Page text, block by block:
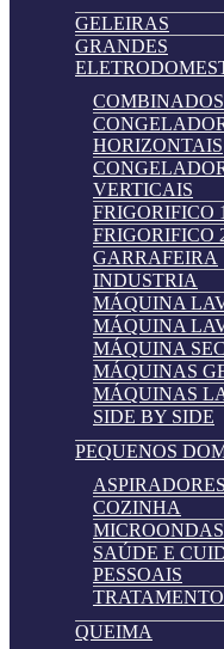
GELEIRAS
GRANDES
COMBINADOS
HORIZONTAIS
VERTICAIS
FRIGORIFICO
FRIGORIFICO
GARRAFEIRA
INDUSTRIA
MÁQUINA
MÁQUINA
MÁQUINA
MÁQUINAS
MÁQUINAS
SIDE BY SIDE
PEQUENOS
ASPIRADORES
COZINHA
MICROONDAS
SAÚDE E
PESSOAIS
QUEIMA